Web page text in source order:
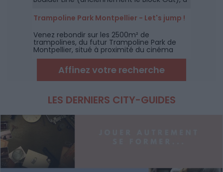
coté de Montpellier.
Trampoline Park Montpellier - Let's jump !
Venez rebondir sur les 2500m² de
trampolines, du futur Trampoline Park de
Montpellier, situé à proximité du cinéma
CGR de Lattes.
Affinez votre recherche
LES DERNIERS CITY-GUIDES